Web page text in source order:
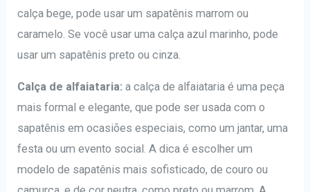
calça bege, pode usar um sapatênis marrom ou
caramelo. Se você usar uma calça azul marinho, pode
usar um sapatênis preto ou cinza.
Calça de alfaiataria: a calça de alfaiataria é uma peça
mais formal e elegante, que pode ser usada com o
sapatênis em ocasiões especiais, como um jantar, uma
festa ou um evento social. A dica é escolher um
modelo de sapatênis mais sofisticado, de couro ou